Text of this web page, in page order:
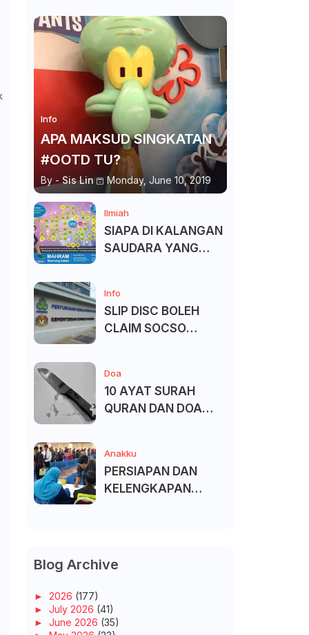
Info
APA MAKSUD SINGKATAN
#OOTD TU?
By - Sis Lin Monday, June 10, 2019
Ilmiah
SIAPA DI KALANGAN
SAUDARA YANG
Info
SLIP DISC BOLEH
CLAIM SOCSO
Doa
10 AYAT SURAH
QURAN DAN DOA
Anakku
PERSIAPAN DAN
KELENGKAPAN
Blog Archive
► 2026 (177)
► July 2026 (41)
► June 2026 (35)